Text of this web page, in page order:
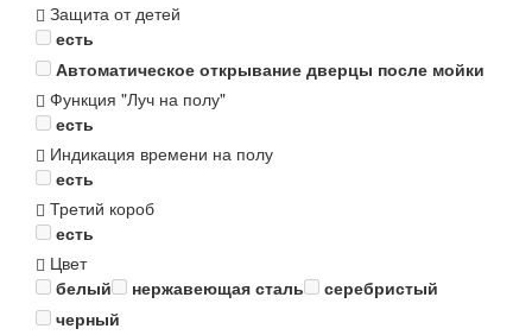
Защита от детей
есть
Автоматическое открывание дверцы после мойки
Функция "Луч на полу"
есть
Индикация времени на полу
есть
Третий короб
есть
Цвет
белый
нержавеющая сталь
серебристый
черный